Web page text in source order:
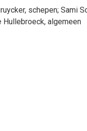
, schepen; Sami
Hullebroeck, algemeen